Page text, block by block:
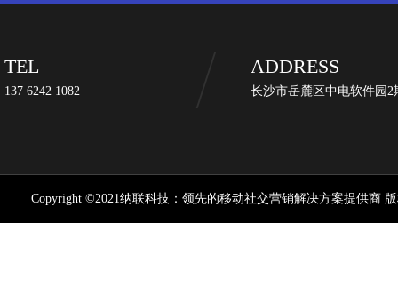
TEL
137 6242 1082
ADDRESS
长沙市岳麓区中电软件园2
Copyright ©2021纳联科技：领先的移动社交营销解决方案提供商